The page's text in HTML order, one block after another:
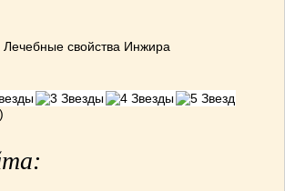
Лечебные свойства Инжира